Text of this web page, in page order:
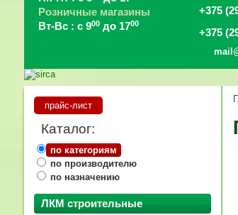
Розничные магазины
Вт-Вс : с 900до 1700
+375
+375
прайс-лист
Каталог:
по категориям
по производителю
по назначению
ЛКМ строительные